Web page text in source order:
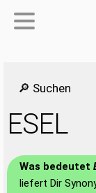
🔎 Suchen
ESEL
Was bedeutet
liefert Dir